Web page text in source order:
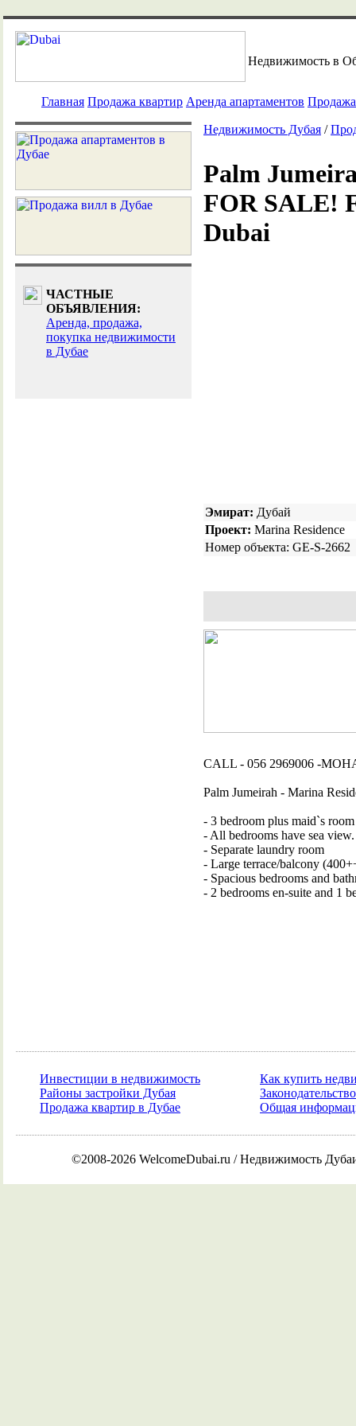
Недвижимость в
Главная Продажа квартир Аренда апартаментов
ЧАСТНЫЕ
ОБЪЯВЛЕНИЯ:
Аренда, продажа,
покупка недвижимости
в Дубае
Недвижимость Дубая /
Palm
FOR SALE!
Dubai
Эмират: Дубай
Проект: Marina Residence
Номер объекта: GE-S-2662
CALL - 056 2969006 -
Palm Jumeirah - Marina
- 3 bedroom plus maid`s room
- All bedrooms have sea view.
- Separate laundry room
- Large terrace/balcony
- Spacious bedrooms and
- 2 bedrooms en-suite and 1
Инвестиции в недвижимость
Районы застройки Дубая
Продажа квартир в Дубае
Как купить
Общая
©2008-2026 WelcomeDubai.ru / Недвижимость